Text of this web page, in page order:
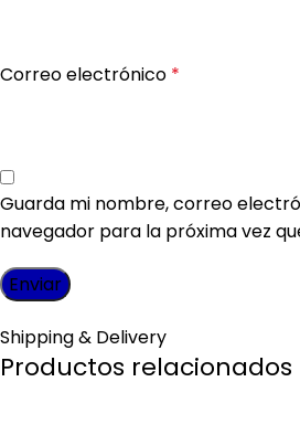
Correo electrónico *
Guarda mi nombre, correo
navegador para la próxima vez
Shipping & Delivery
Productos relacionados